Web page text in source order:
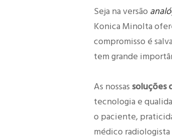
Seja na versão
Konica Minolta
compromisso é
tem grande
As nossas soluções
tecnologia e
o paciente,
médico